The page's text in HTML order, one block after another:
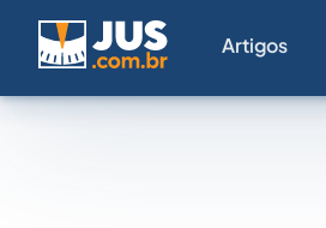
Artigos